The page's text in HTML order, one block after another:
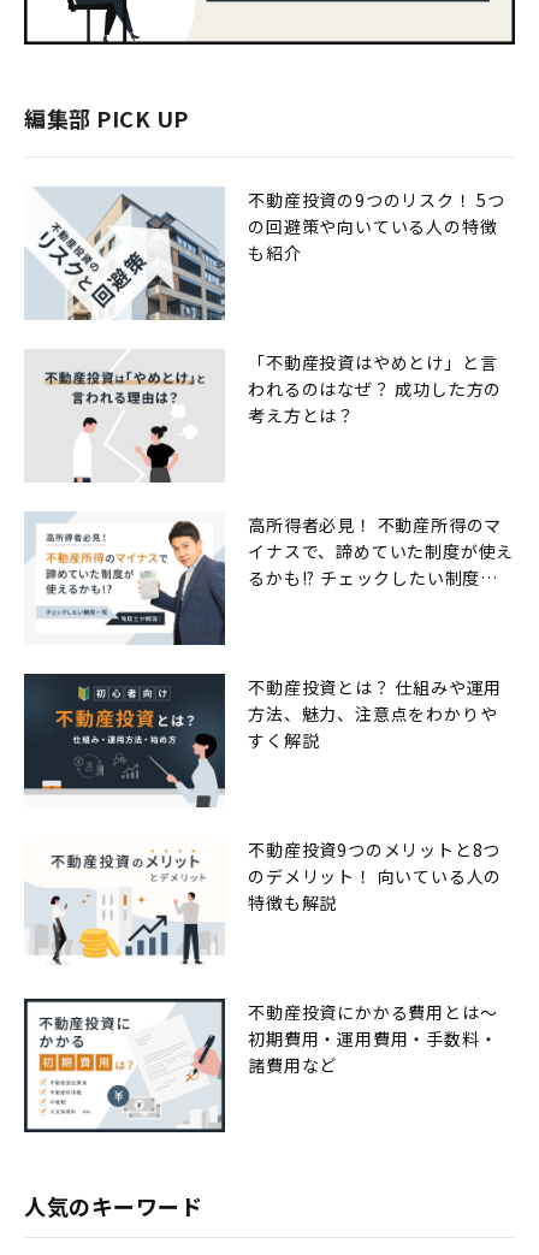
編集部 PICK UP
不動産投資の9つのリスク！ 5つ
の回避策や向いている人の特徴
も紹介
「不動産投資はやめとけ」と言
われるのはなぜ？ 成功した方の
考え方とは？
高所得者必見！ 不動産所得のマ
イナスで、諦めていた制度が使え
るかも!? チェックしたい制度一
不動産投資とは？ 仕組みや運用
方法、魅力、注意点をわかりや
すく解説
不動産投資9つのメリットと8つ
のデメリット！ 向いている人の
特徴も解説
不動産投資にかかる費用とは〜
初期費用・運用費用・手数料・
諸費用など
人気のキーワード